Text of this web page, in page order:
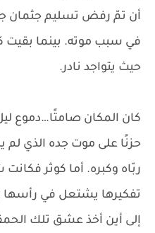
أن تمّ رفض تسليم جثمان
في سبب موته. بينما بقيت
حيث يتواجد نادر.
كان المكان صامتًا…دموع
حزنًا على موت جده الذي لم
ربّاه وكبره. أما كوثر
تفكيرها يشتعل في رأسها
إلى أين أخذ عشق تلك